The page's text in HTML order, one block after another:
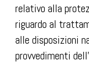
relativo alla
riguardo al
alle disposizioni
provvedimenti